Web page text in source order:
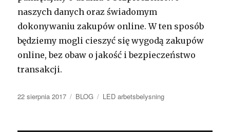
naszych danych oraz świadomym
dokonywaniu zakupów online. W ten sposób
będziemy mogli cieszyć się wygodą zakupów
online, bez obaw o jakość i bezpieczeństwo
transakcji.
Opublikowano
22 sierpnia 2017 Kategorie
BLOG Tagi
LED arbetsbelysning